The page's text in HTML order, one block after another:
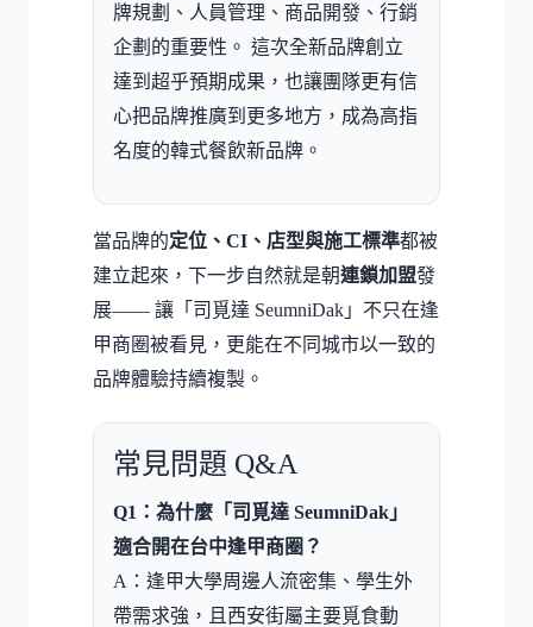
牌規劃、人員管理、商品開發、行銷
企劃的重要性。 這次全新品牌創立
達到超乎預期成果，也讓團隊更有信
心把品牌推廣到更多地方，成為高指
名度的韓式餐飲新品牌。
當品牌的定位、CI、店型與施工標準都被
建立起來，下一步自然就是朝連鎖加盟發
展—— 讓「司覓達 SeumniDak」不只在逢
甲商圈被看見，更能在不同城市以一致的
品牌體驗持續複製。
常見問題 Q&A
Q1：為什麼「司覓達 SeumniDak」
適合開在台中逢甲商圈？
A：逢甲大學周邊人流密集、學生外
帶需求強，且西安街屬主要覓食動